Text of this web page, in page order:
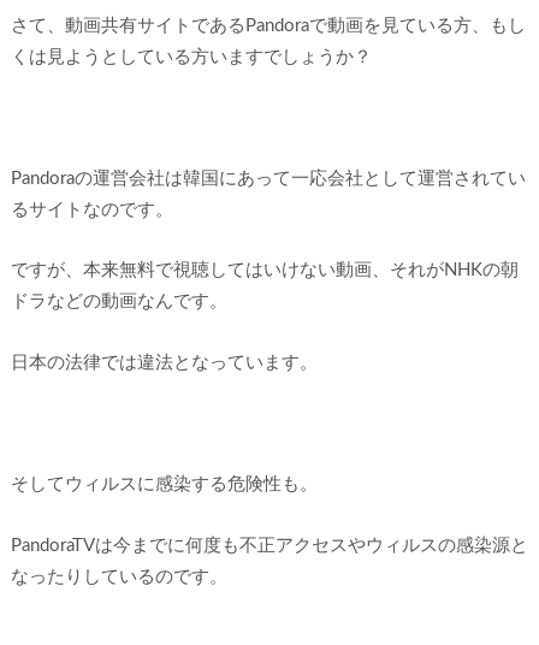
さて、動画共有サイトであるPandoraで動画を見ている方、もし
くは見ようとしている方いますでしょうか？
Pandoraの運営会社は韓国にあって一応会社として運営されてい
るサイトなのです。
ですが、本来無料で視聴してはいけない動画、それがNHKの朝
ドラなどの動画なんです。
日本の法律では違法となっています。
そしてウィルスに感染する危険性も。
PandoraTVは今までに何度も不正アクセスやウィルスの感染源と
なったりしているのです。